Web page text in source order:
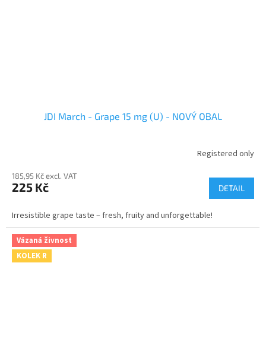
JDI March - Grape 15 mg (U) - NOVÝ OBAL
Registered only
185,95 Kč excl. VAT
225 Kč DETAIL
Irresistible grape taste – fresh, fruity and unforgettable!
Vázaná živnost
KOLEK R